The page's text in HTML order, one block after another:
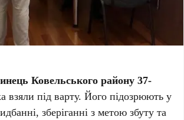
Ковельського району 37-
взяли під варту. Його підозрюють у
зберіганні з метою збуту та